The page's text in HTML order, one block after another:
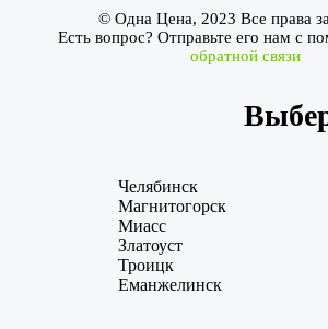
© Одна Цена, 2023 Все права
Есть вопрос? Отправьте его нам с
обратной связи
Челябинск
Магнитогорск
Миасс
Златоуст
Троицк
Еманжелинск